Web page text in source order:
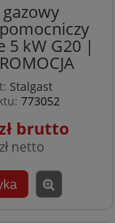
5 kW G20 |
Stalgast
773052